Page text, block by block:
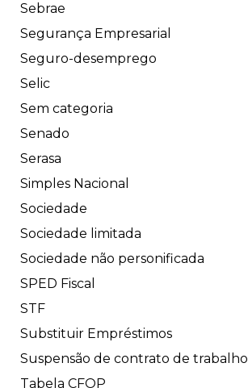
Sebrae
Segurança Empresarial
Seguro-desemprego
Selic
Sem categoria
Senado
Serasa
Simples Nacional
Sociedade
Sociedade limitada
Sociedade não personificada
SPED Fiscal
STF
Substituir Empréstimos
Suspensão de contrato de trabalho
Tabela CFOP